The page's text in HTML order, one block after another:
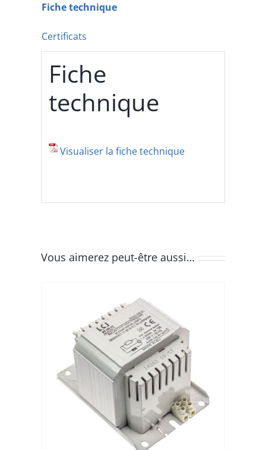
Fiche technique
Certificats
Fiche
technique
Visualiser la fiche technique
Vous aimerez peut-être aussi…